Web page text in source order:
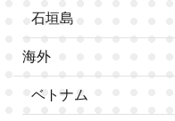
石垣島
海外
ベトナム